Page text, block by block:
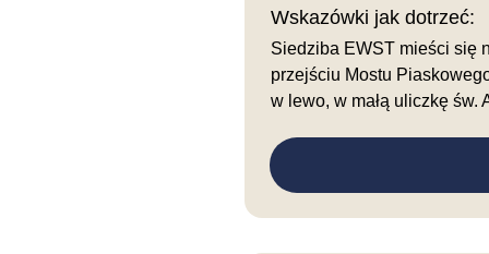
Wskazówki jak dotrzeć:
Siedziba EWST mieści się
przejściu Mostu
w lewo, w małą uliczkę św.